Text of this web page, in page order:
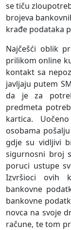
se tiču
brojeva
krađe podataka
Najčešći oblik
prilikom online
kontakt sa
javljaju putem
da je za
predmeta
kartica.
osobama
gdje su vidljivi
sigurnosni broj
poruci ustupe
Izvršioci ovih
bankovne
bankovne
novca na svoje
račune, te tom